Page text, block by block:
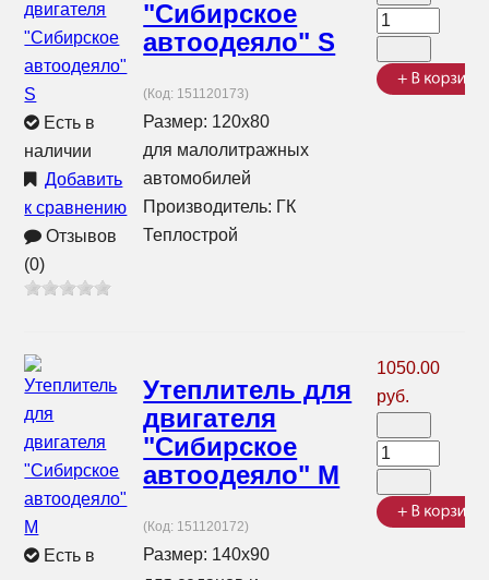
Есть в
наличии
Добавить
к сравнению
Отзывов
(0)
"Сибирское
автоодеяло" S
(Код: 151120173)
Размер: 120x80
для малолитражных
автомобилей
Производитель: ГК
Теплострой
Есть в
Утеплитель для
двигателя
"Сибирское
автоодеяло" M
(Код: 151120172)
Размер: 140x90
1050.00
руб.